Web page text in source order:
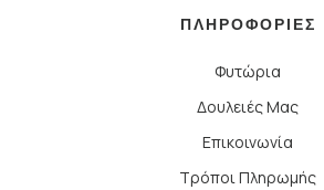
ΠΛΗΡΟΦΟΡΙΕΣ
Φυτώρια
Δουλειές Μας
Επικοινωνία
Τρόποι Πληρωμής